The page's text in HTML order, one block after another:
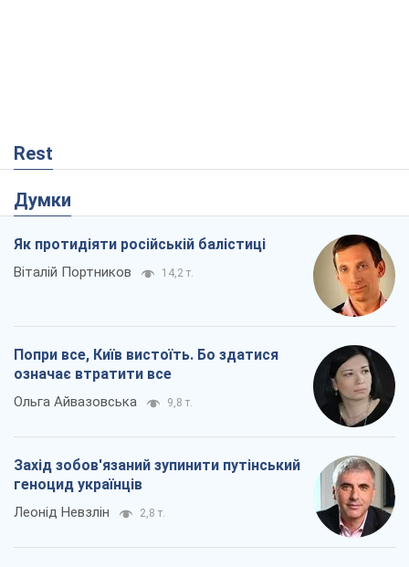
Rest
Думки
Як протидіяти російській балістиці
Віталій Портников 14,2 т.
Попри все, Київ вистоїть. Бо здатися
означає втратити все
Ольга Айвазовська 9,8 т.
Захід зобов'язаний зупинити путінський
геноцид українців
Леонід Невзлін 2,8 т.